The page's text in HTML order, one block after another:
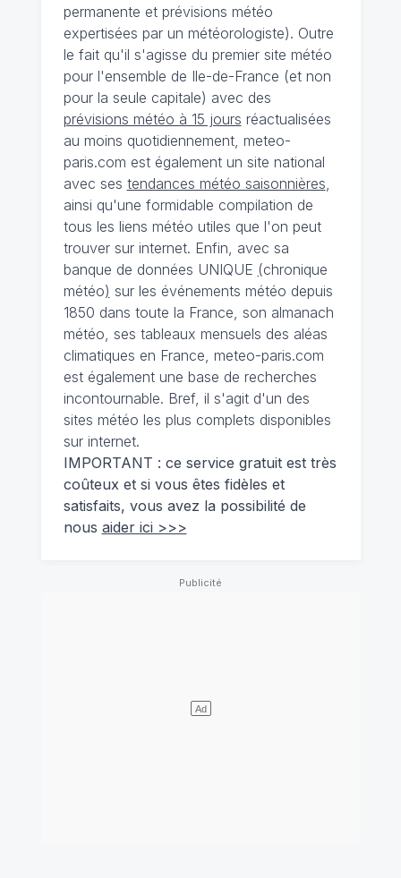
permanente et prévisions météo
expertisées par un météorologiste). Outre
le fait qu'il s'agisse du premier site météo
pour l'ensemble de Ile-de-France (et non
pour la seule capitale) avec des
prévisions météo à 15 jours réactualisées
au moins quotidiennement, meteo-
paris.com est également un site national
avec ses tendances météo saisonnières
ainsi qu'une formidable compilation de
tous les liens météo utiles que l'on peut
trouver sur internet. Enfin, avec sa
banque de données UNIQUE (chronique
météo) sur les événements météo depuis
1850 dans toute la France, son almanach
météo, ses tableaux mensuels des aléas
climatiques en France, meteo-paris.com
est également une base de recherches
incontournable. Bref, il s'agit d'un des
sites météo les plus complets disponibles
sur internet.
IMPORTANT : ce service gratuit est très
coûteux et si vous êtes fidèles et
satisfaits, vous avez la possibilité de
nous aider ici >>>